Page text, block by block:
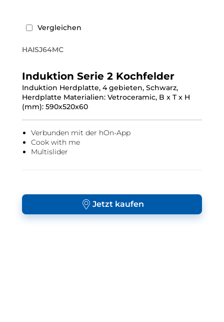
Vergleichen
HAISJ64MC
Induktion Serie 2 Kochfelder
Induktion Herdplatte, 4 gebieten, Schwarz,
Herdplatte Materialien: Vetroceramic, B x T x H
(mm): 590x520x60
Verbunden mit der hOn-App
Cook with me
Multislider
Jetzt kaufen